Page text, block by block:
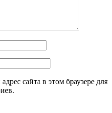
сайта в этом браузере для